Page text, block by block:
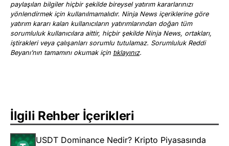
paylaşılan bilgiler hiçbir şekilde bireysel yatırım kararlarınızı
yönlendirmek için kullanılmamalıdır. Ninja News içeriklerine göre
yatırım kararı kalan kullanıcıların yatırımlarından doğan tüm
sorumluluk kullanıcılara aittir, hiçbir şekilde Ninja News, ortakları,
iştirakleri veya çalışanları sorumlu tutulamaz. Sorumluluk Reddi
Beyanı’nın tamamını okumak için tıklayınız.
İlgili Rehber İçerikleri
USDT Dominance Nedir? Kripto Piyasasında